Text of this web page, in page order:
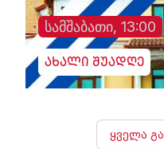
სამშაბათი, 13:00
ახალი შუადღე
ყველა